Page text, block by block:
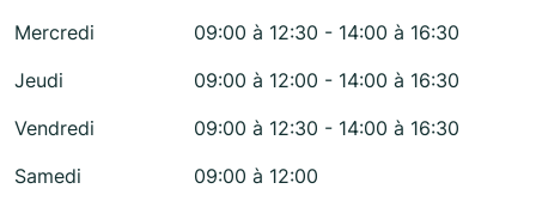
Mercredi
09:00 à 12:30 - 14:00 à 16:30
Jeudi
09:00 à 12:00 - 14:00 à 16:30
Vendredi
09:00 à 12:30 - 14:00 à 16:30
Samedi
09:00 à 12:00